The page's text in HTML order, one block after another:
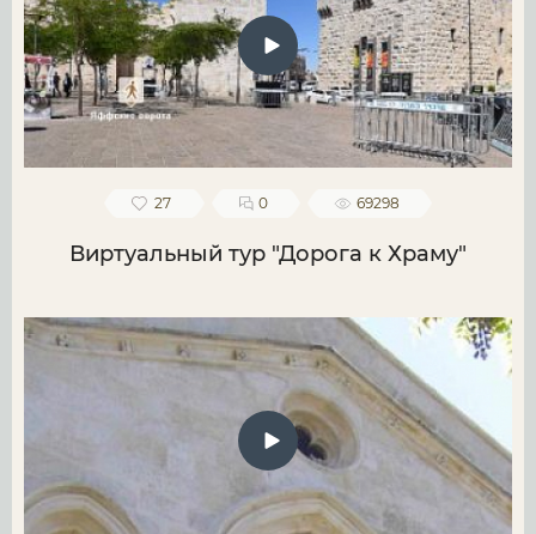
27 0 69298
Виртуальный тур "Дорога к Храму"